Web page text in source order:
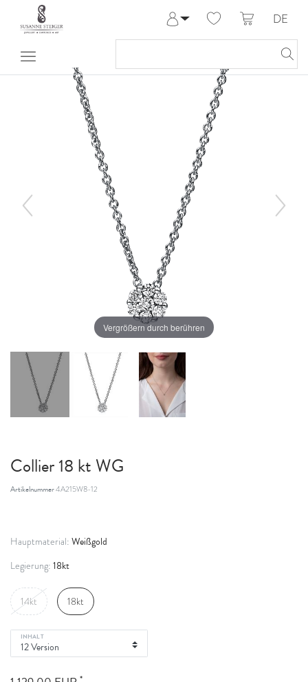
Anmelden
Meine Bestellungen
Hilfe & Kontakt
DE
Vergrößern durch berühren
Collier 18 kt WG
Artikelnummer4A215W8-12
Hauptmaterial: Weißgold
Legierung: 18kt
14kt 18kt
INHALT